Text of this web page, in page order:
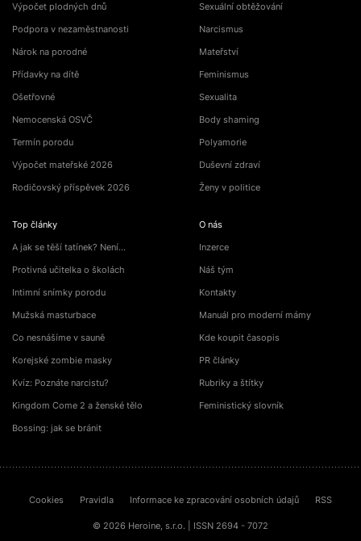
Výpočet plodných dnů
Podpora v nezaměstnanosti
Nárok na porodné
Přídavky na dítě
Ošetřovné
Nemocenská OSVČ
Termín porodu
Výpočet mateřské 2026
Rodičovský příspěvek 2026
Top články
A jak se těší tatínek? Není…
Protivná učitelka o školách
Intimní snímky porodu
Mužská masturbace
Co nesnášíme v sauně
Korejské zombie masky
Kvíz: Poznáte narcistu?
Kingdom Come 2 a ženské tělo
Bossing: jak se bránit
Sexuální obtěžování
Narcismus
Mateřství
Feminismus
Sexualita
Body shaming
Polyamorie
Duševní zdraví
Ženy v politice
O nás
Inzerce
Náš tým
Kontakty
Manuál pro moderní mámy
Kde koupit časopis
PR články
Rubriky a štítky
Feministický slovník
Cookies Pravidla Informace ke zpracování osobních údajů RSS
© 2026 Heroine, s.r.o. | ISSN 2694 - 7072